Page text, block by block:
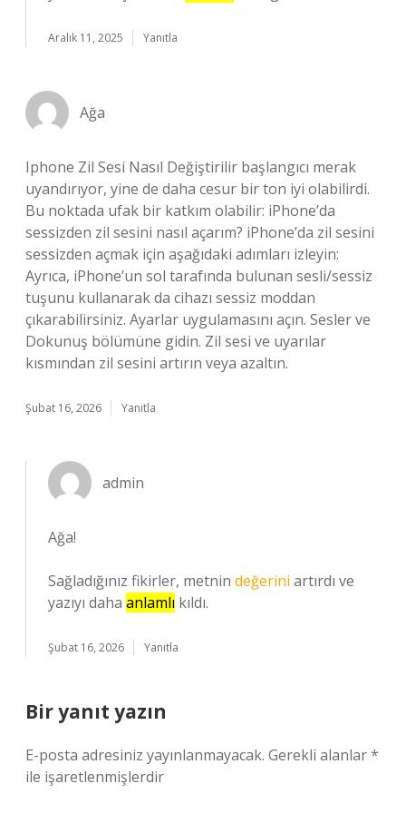
Aralık 11, 2025 Yanıtla
Ağa
Iphone Zil Sesi Nasıl Değiştirilir başlangıcı merak
uyandırıyor, yine de daha cesur bir ton iyi olabilirdi.
Bu noktada ufak bir katkım olabilir: iPhone’da
sessizden zil sesini nasıl açarım? iPhone’da zil sesini
sessizden açmak için aşağıdaki adımları izleyin:
Ayrıca, iPhone’un sol tarafında bulunan sesli/sessiz
tuşunu kullanarak da cihazı sessiz moddan
çıkarabilirsiniz. Ayarlar uygulamasını açın. Sesler ve
Dokunuş bölümüne gidin. Zil sesi ve uyarılar
kısmından zil sesini artırın veya azaltın.
Şubat 16, 2026 Yanıtla
admin
Ağa!
Sağladığınız fikirler, metnin değerini artırdı ve
yazıyı daha anlamlı kıldı.
Şubat 16, 2026 Yanıtla
Bir yanıt yazın
E-posta adresiniz yayınlanmayacak. Gerekli alanlar*
ile işaretlenmişlerdir